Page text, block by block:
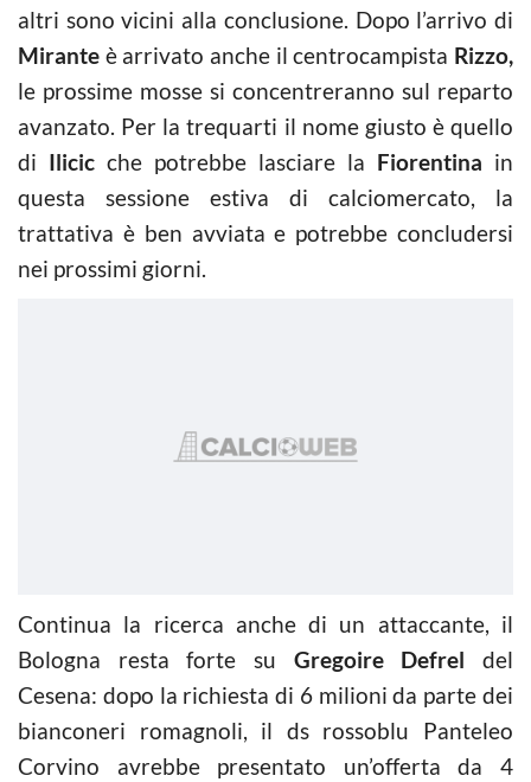
altri sono vicini alla conclusione. Dopo l’arrivo di
Mirante è arrivato anche il centrocampista Rizzo,
le prossime mosse si concentreranno sul reparto
avanzato. Per la trequarti il nome giusto è quello
di Ilicic che potrebbe lasciare la Fiorentina in
questa sessione estiva di calciomercato, la
trattativa è ben avviata e potrebbe concludersi
nei prossimi giorni.
Continua la ricerca anche di un attaccante, il
Bologna resta forte su Gregoire Defrel del
Cesena: dopo la richiesta di 6 milioni da parte dei
bianconeri romagnoli, il ds rossoblu Panteleo
Corvino avrebbe presentato un’offerta da 4